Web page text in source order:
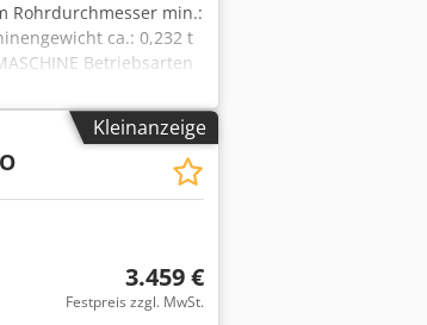
Rohrdurchmesser min.:
ca.: 0,232 t
Betriebsarten
Biegeprozesse
verschiedene
Anschlagstange für
mazterial. Die
Dcodpfx Aju
Kleinanzeige
3.459 €
Festpreis zzgl. MwSt.